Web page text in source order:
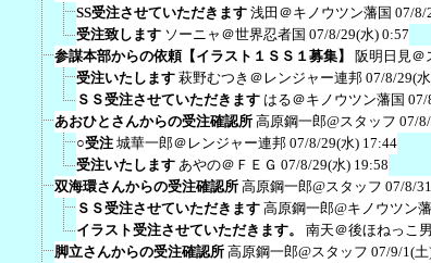
SS受注させていただきます 浅田＠キノウツン藩国 07/8/
受注致します ソーニャ＠世界忍者国 07/8/29(水) 0:57
参謀本部からの依頼【イラスト１ＳＳ１募集】
阪明日見＠
受注いたします 萩野むつき＠レンジャー連邦 07/8/29(
ＳＳ受注させていただきます はる＠キノウツン藩国 07/
あおひとさんからの受注確認所 高原鋼一郎@スタッフ 07/
○受注 城華一郎＠レンジャー連邦 07/8/29(水) 17:44
受注いたします あやの＠ＦＥＧ 07/8/29(水) 19:58
双海環さんからの受注確認所 高原鋼一郎@スタッフ 07/8/
ＳＳ受注させていただきます 高原鋼一郎@キノウツン
イラスト受注させていただきます。
南天＠後ほねっこ
脚立さんからの受注確認所 高原鋼一郎@スタッフ 07/9/1(土